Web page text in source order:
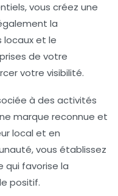
vous créez une
la
et le
de votre
votre visibilité.
à des activités
marque reconnue et
local et en
vous établissez
qui favorise la
positif.